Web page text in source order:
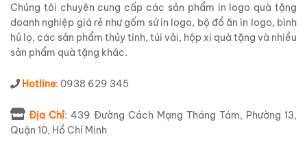
Chúng tôi chuyên cung cấp các sản phẩm in logo quà tặng
doanh nghiệp giá rẻ như gốm sứ in logo, bộ đồ ăn in logo, bình
hủ lọ, các sản phẩm thủy tinh, túi vải, hộp xi quà tặng và nhiều
sản phẩm quà tặng khác.
Hotline: 0938 629 345
Địa Chỉ: 439 Đường Cách Mạng Tháng Tám, Phường 13,
Quận 10, Hồ Chí Minh